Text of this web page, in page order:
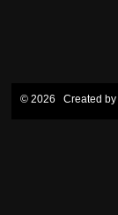
© 2026 Created by